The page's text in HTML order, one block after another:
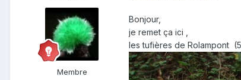
Membre
Bonjour,
je remet ça ici ,
les tufières de Rolampont